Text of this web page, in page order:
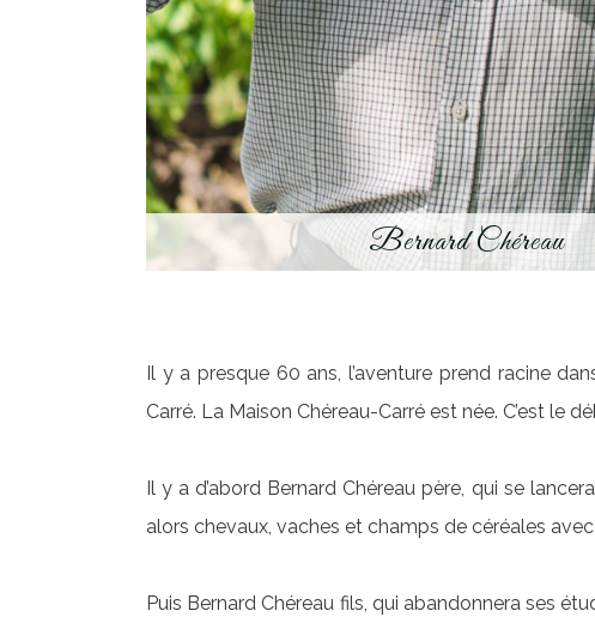
Bernard Chéreau
Il y a presque 60 ans, l’aventure prend racine
Carré. La Maison Chéreau-Carré est née. C’est le
Il y a d’abord Bernard Chéreau père, qui se
alors chevaux, vaches et champs de céréales
Puis Bernard Chéreau fils, qui abandonnera ses